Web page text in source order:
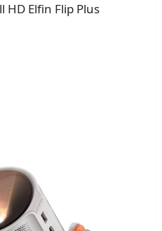
HD Elfin Flip Plus